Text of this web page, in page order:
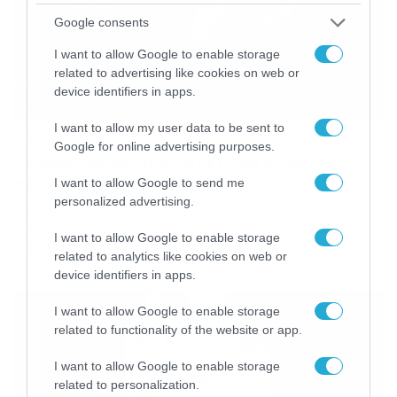
Google consents
I want to allow Google to enable storage
related to advertising like cookies on web or
device identifiers in apps.
I want to allow my user data to be sent to
Google for online advertising purposes.
I want to allow Google to send me
personalized advertising.
I want to allow Google to enable storage
related to analytics like cookies on web or
device identifiers in apps.
I want to allow Google to enable storage
related to functionality of the website or app.
I want to allow Google to enable storage
related to personalization.
14/08/2018 20:33
παιχνίδι (video)
Ένα δελφίνι βγήκε στα ρηχά και ξεκίνησε τα παιχνίδια
στο νερό. Οι λουόμενοι που ήταν εκείνη την ώρα στην
παραλία έμειναν έκπληκτοι παρακολουθώντας τα
παιχνίδια του μικρού δελφινιού. Ένα από τα πιο ωραία
τοπία που μπορείς να δεις ποτέ στη ζωή σου.